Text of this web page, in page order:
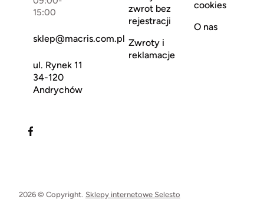
15:00
sklep@macris.com.pl
ul. Rynek 11
34-120
Andrychów
zwrot bez
rejestracji
Zwroty i
reklamacje
cookies
O nas
2026 © Copyright. Sklepy internetowe Selesto